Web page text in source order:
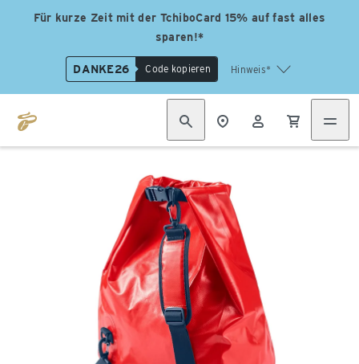
Für kurze Zeit mit der TchiboCard 15% auf fast alles
sparen!*
DANKE26 Code kopieren Hinweis*